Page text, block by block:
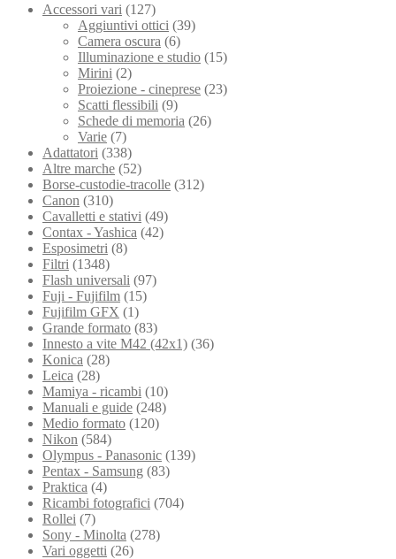
Accessori vari (127)
Aggiuntivi ottici (39)
Camera oscura (6)
Illuminazione e studio (15)
Mirini (2)
Proiezione - cineprese (23)
Scatti flessibili (9)
Schede di memoria (26)
Varie (7)
Adattatori (338)
Altre marche (52)
Borse-custodie-tracolle (312)
Canon (310)
Cavalletti e stativi (49)
Contax - Yashica (42)
Esposimetri (8)
Filtri (1348)
Flash universali (97)
Fuji - Fujifilm (15)
Fujifilm GFX (1)
Grande formato (83)
Innesto a vite M42 (42x1) (36)
Konica (28)
Leica (28)
Mamiya - ricambi (10)
Manuali e guide (248)
Medio formato (120)
Nikon (584)
Olympus - Panasonic (139)
Pentax - Samsung (83)
Praktica (4)
Ricambi fotografici (704)
Rollei (7)
Sony - Minolta (278)
Vari oggetti (26)